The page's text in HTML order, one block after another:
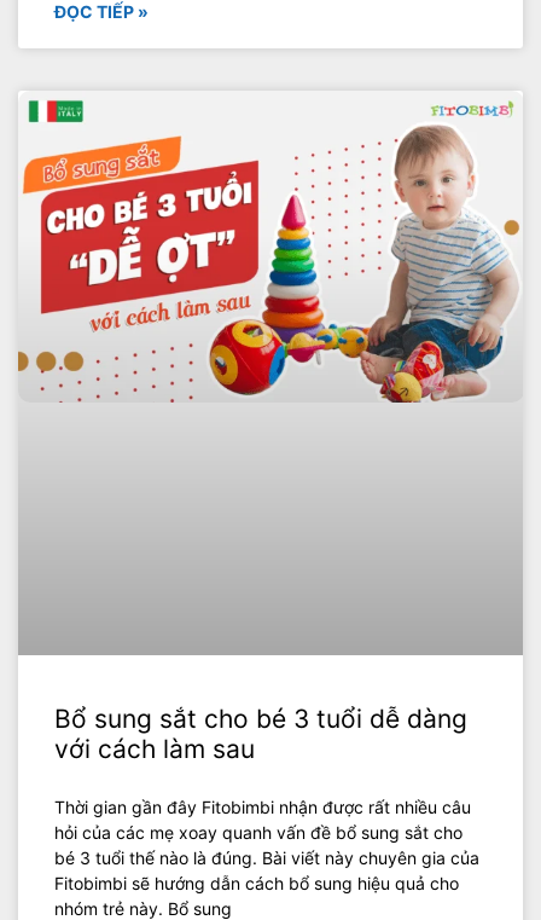
ĐỌC TIẾP »
Bổ sung sắt cho bé 3 tuổi dễ dàng
với cách làm sau
Thời gian gần đây Fitobimbi nhận được rất nhiều câu
hỏi của các mẹ xoay quanh vấn đề bổ sung sắt cho
bé 3 tuổi thế nào là đúng. Bài viết này chuyên gia của
Fitobimbi sẽ hướng dẫn cách bổ sung hiệu quả cho
nhóm trẻ này. Bổ sung